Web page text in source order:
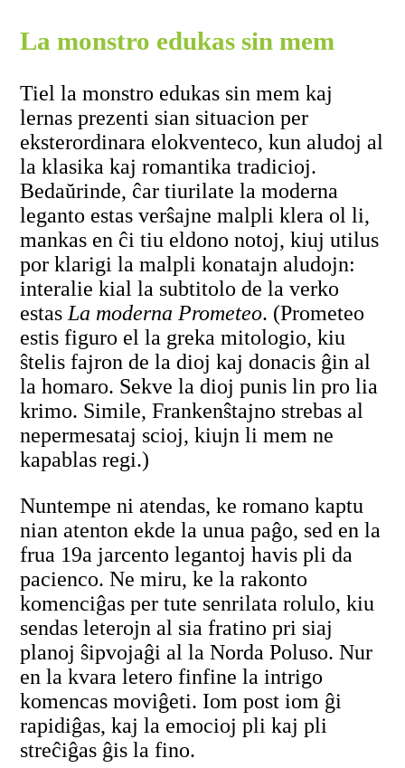
La monstro edukas sin mem
Tiel la monstro edukas sin mem kaj
lernas prezenti sian situacion per
eksterordinara elokventeco, kun aludoj al
la klasika kaj romantika tradicioj.
Bedaŭrinde, ĉar tiurilate la moderna
leganto estas verŝajne malpli klera ol li,
mankas en ĉi tiu eldono notoj, kiuj utilus
por klarigi la malpli konatajn aludojn:
interalie kial la subtitolo de la verko
estasLa moderna Prometeo. (Prometeo
estis figuro el la greka mitologio, kiu
ŝtelis fajron de la dioj kaj donacis ĝin al
la homaro. Sekve la dioj punis lin pro lia
krimo. Simile, Frankenŝtajno strebas al
nepermesataj scioj, kiujn li mem ne
kapablas regi.)
Nuntempe ni atendas, ke romano kaptu
nian atenton ekde la unua paĝo, sed en la
frua 19a jarcento legantoj havis pli da
pacienco. Ne miru, ke la rakonto
komenciĝas per tute senrilata rolulo, kiu
sendas leterojn al sia fratino pri siaj
planoj ŝipvojaĝi al la Norda Poluso. Nur
en la kvara letero finfine la intrigo
komencas moviĝeti. Iom post iom ĝi
rapidiĝas, kaj la emocioj pli kaj pli
streĉiĝas ĝis la fino.